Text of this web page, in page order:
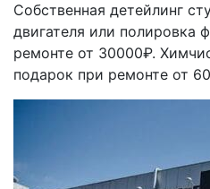
Собственная детейлинг
двигателя или полировка
ремонте от 30000₽.
подарок при ремонте от